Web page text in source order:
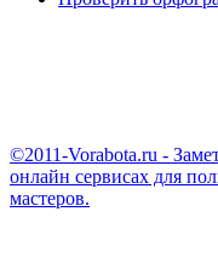
©2011-Vorabota.ru -
онлайн сервисах для
мастеров.